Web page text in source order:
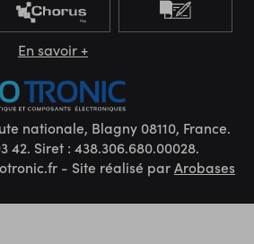
En savoir +
nationale, Blagny 08110, France.
42. Siret : 438.306.680.00028.
- Site réalisé parArobases